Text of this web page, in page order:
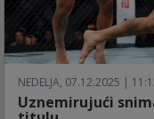
NEDELJA, 07.12.2025 |
Uznemirujući